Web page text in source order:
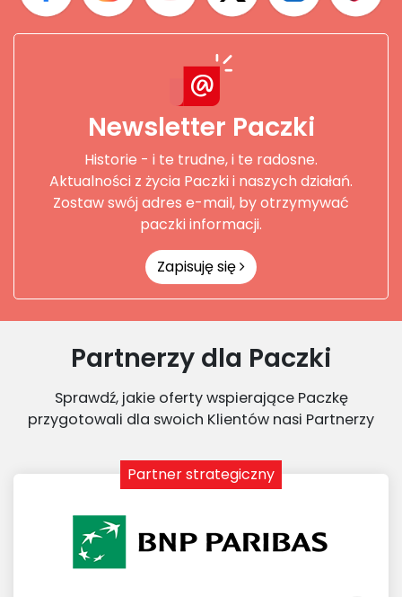
Newsletter Paczki
Historie - i te trudne, i te radosne.
Aktualności z życia Paczki i naszych działań.
Zostaw swój adres e-mail, by otrzymywać
paczki informacji.
Zapisuję się
Partnerzy dla Paczki
Sprawdź, jakie oferty wspierające Paczkę
przygotowali dla swoich Klientów nasi Partnerzy
Partner strategiczny